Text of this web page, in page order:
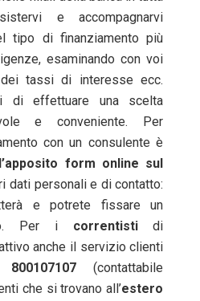
e accompagnarvi
tipo di finanziamento più
esaminando con voi
tassi di interesse ecc.
di effettuare una scelta
e conveniente. Per
con un consulente è
l’apposito form online sul
dati personali e di contatto:
e potrete fissare un
Per i correntistidi
anche il servizio clienti
800107107 (contattabile
che si trovano all’estero